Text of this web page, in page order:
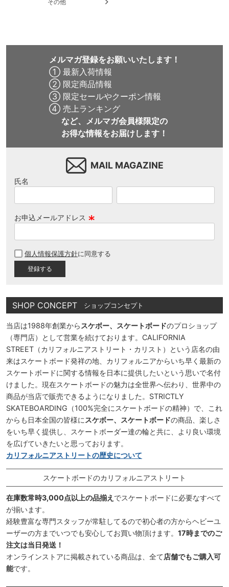
その他
メルマガ登録をお願いいたします！
① 最新入荷情報
② 限定商品情報
③ 限定セールやクーポン情報
④ 売上ランキング
など、メルマガ会員様限定の
お得な情報をお届けします！
MAIL MAGAZINE
氏名
お申込メールアドレス
須
個人情報保護方針に同意する
SHOP CONCEPT ショップコンセプト
当店は1988年創業から スケボー、スケートボードのプロショップ
（専門店）として営業を続けております。CALIFORNIA
STREET（カリフォルニアストリート・カリスト）という店名の由
来はスケートボード発祥の地、カリフォルニアからいち早く最新の
スケートボードに関する情報を日本に提供したいという思いで名付
けました。現在スケートボードの魅力は全世界へ伝わり、世界中の
商品が当店で販売できるようになりました。STRICTLY
SKATEBOARDING（100%完全にスケートボードの精神）で、これ
からも日本全国の皆様に スケボー、スケートボードの商品、楽しさ
をいち早く提供し、スケートボーダー達の輪と共に、より良い環境
を広げていきたいと思っております。
カリフォルニアストリートの歴史について
スケートボードのカリフォルニアストリート
在庫数常時3,000点以上の品揃え でスケートボードに必要なすべて
が揃います。
経験豊富な専門スタッフが常駐してるので初心者の方からヘビーユ
ーザーの方までいつでも安心してお買い物頂けます。 17時までのご
注文は当日発送！
オンラインストアに掲載されている商品は、全て店舗でもご購入可
能です。